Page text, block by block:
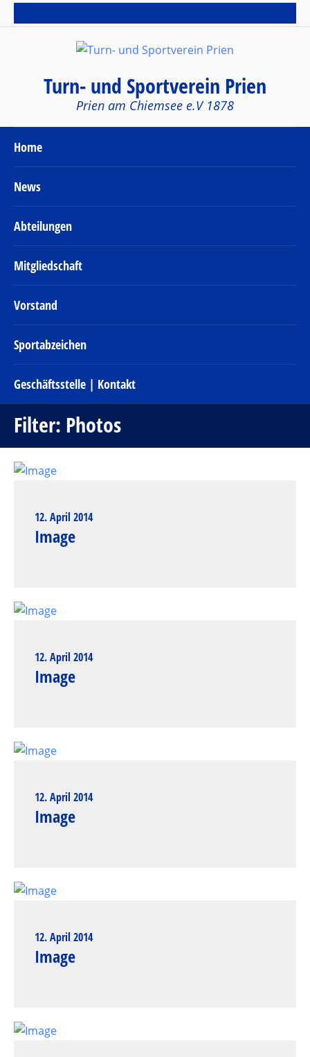
Turn- und Sportverein Prien
Prien am Chiemsee e.V 1878
Home
News
Abteilungen
Mitgliedschaft
Vorstand
Sportabzeichen
Geschäftsstelle | Kontakt
Filter: Photos
12. April 2014
Image
12. April 2014
Image
12. April 2014
Image
12. April 2014
Image